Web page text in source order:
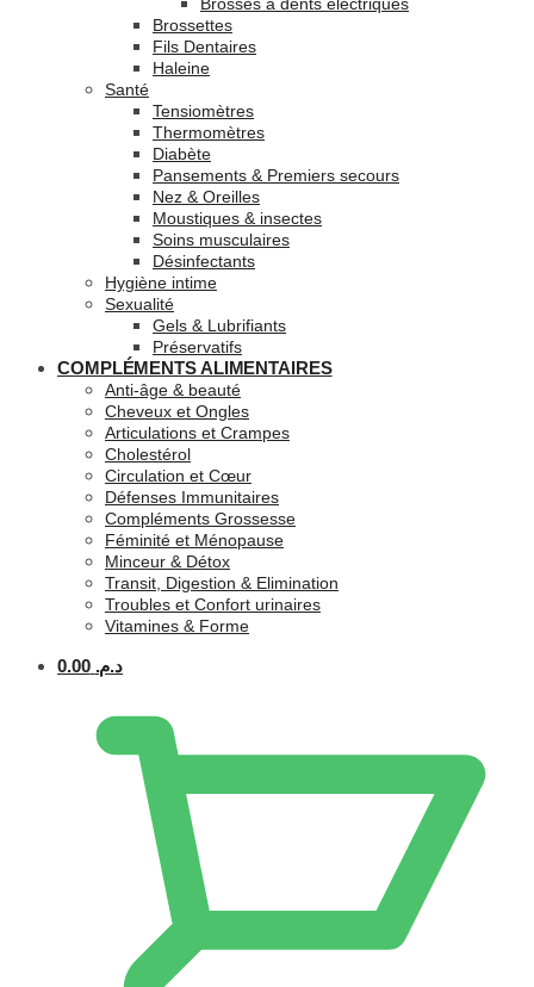
Brossettes
Fils Dentaires
Haleine
Santé
Tensiomètres
Thermomètres
Diabète
Pansements & Premiers secours
Nez & Oreilles
Moustiques & insectes
Soins musculaires
Désinfectants
Hygiène intime
Sexualité
Gels & Lubrifiants
Préservatifs
COMPLÉMENTS ALIMENTAIRES
Anti-âge & beauté
Cheveux et Ongles
Articulations et Crampes
Cholestérol
Circulation et Cœur
Défenses Immunitaires
Compléments Grossesse
Féminité et Ménopause
Minceur & Détox
Transit, Digestion & Elimination
Troubles et Confort urinaires
Vitamines & Forme
د.م. 0.00